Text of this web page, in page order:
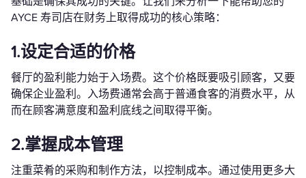
AYCE 寿司店在财务上取得成功的核心策略：
1.设定合适的价格
餐厅的盈利能力始于入场费。这个价格既要吸引顾客，又要
确保企业盈利。入场费通常会高于普通食客的消费水平，从
而在顾客满意度和盈利底线之间取得平衡。
2.掌握成本管理
注重菜肴的采购和制作方法，以控制成本。通过使用更多大